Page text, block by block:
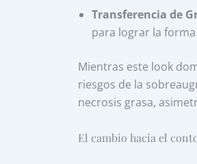
Transferencia de
para lograr la
Mientras este look
riesgos de la
necrosis grasa,
El cambio hacia el